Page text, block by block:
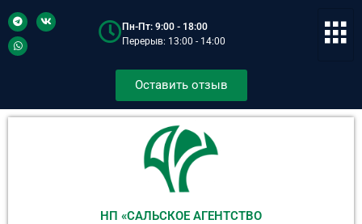
Пн-Пт: 9:00 - 18:00
Перерыв: 13:00 - 14:00
Оставить отзыв
НП «САЛЬСКОЕ АГЕНТСТВО